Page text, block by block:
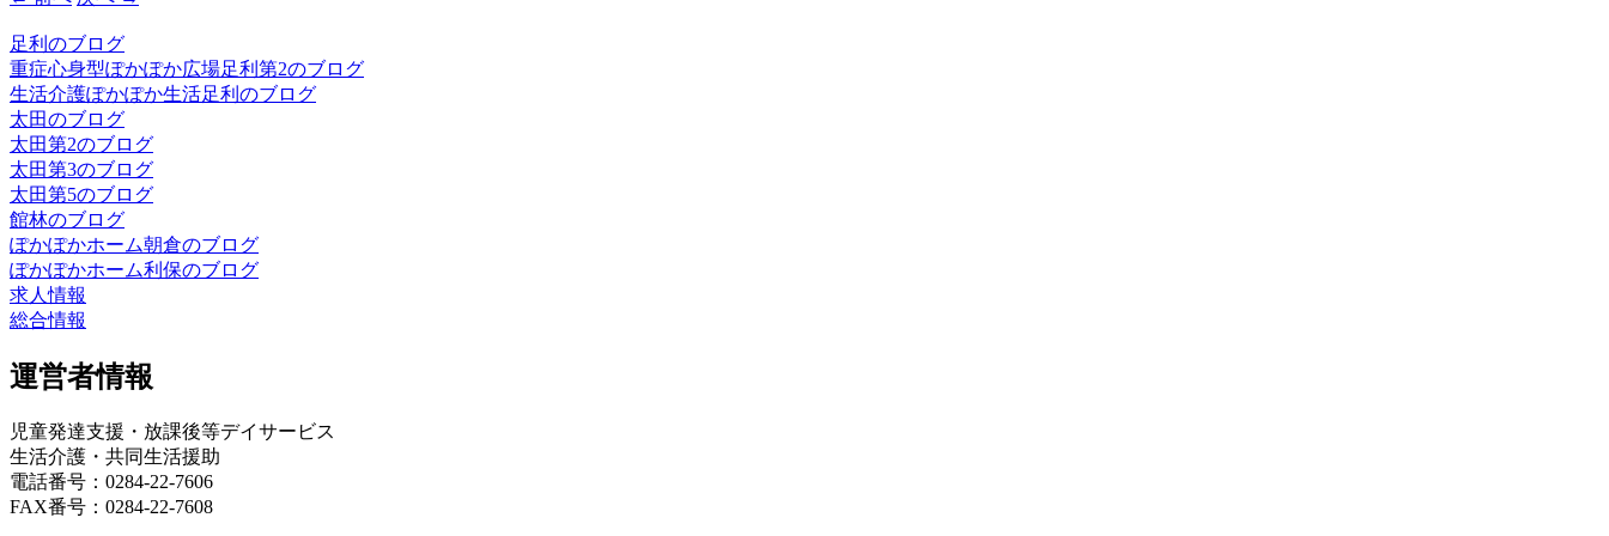
足利のブログ
重症心身型ぽかぽか広場足利第2のブログ
生活介護ぽかぽか生活足利のブログ
太田のブログ
太田第2のブログ
太田第3のブログ
太田第5のブログ
館林のブログ
ぽかぽかホーム朝倉のブログ
ぽかぽかホーム利保のブログ
求人情報
総合情報
運営者情報
児童発達支援・放課後等デイサービス
生活介護・共同生活援助
電話番号：0284-22-7606
FAX番号：0284-22-7608